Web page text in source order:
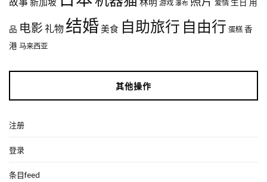
游戏 瀑布 爱情 生日 用
品 电影 礼物 结婚美食 自助旅行 自由行 蛋糕 香
港 马来西亚
其他操作
注册
登录
条目feed